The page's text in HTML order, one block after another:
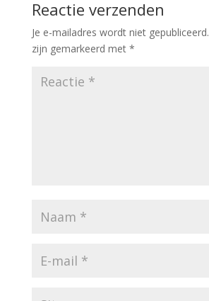
Reactie verzenden
Je e-mailadres wordt niet gepubliceerd.
zijn gemarkeerd met *